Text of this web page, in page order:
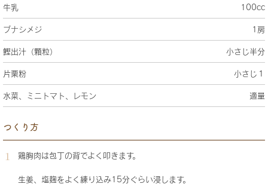
牛乳 100cc
ブナシメジ 1房
鰹出汁（顆粒） 小さじ半分
片栗粉 小さじ１
水菜、ミニトマト、レモン 適量
つくり方
鶏胸肉は包丁の背でよく叩きます。
生姜、塩麹をよく練り込み15分ぐらい浸します。